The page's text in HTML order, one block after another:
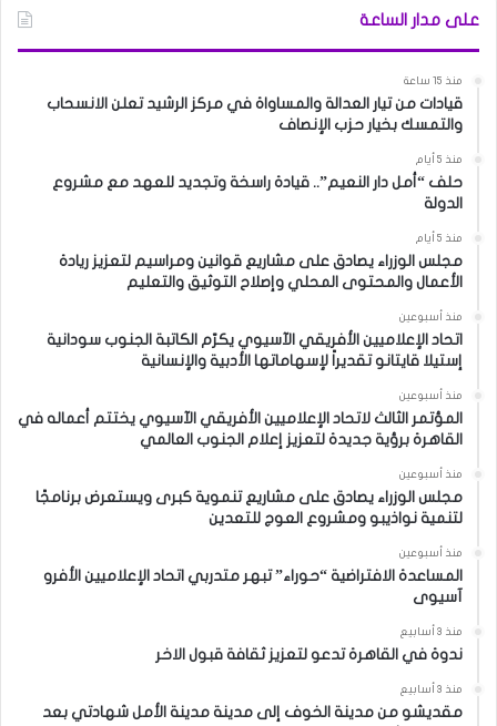
على مدار الساعة
منذ 15 ساعة
قيادات من تيار العدالة والمساواة في مركز الرشيد تعلن الانسحاب
والتمسك بخيار حزب الإنصاف
منذ 5 أيام
حلف “أمل دار النعيم”.. قيادة راسخة وتجديد للعهد مع مشروع
الدولة
منذ 5 أيام
مجلس الوزراء يصادق على مشاريع قوانين ومراسيم لتعزيز ريادة
الأعمال والمحتوى المحلي وإصلاح التوثيق والتعليم
منذ أسبوعين
اتحاد الإعلاميين الأفريقي الآسيوي يكرّم الكاتبة الجنوب سودانية
إستيلا قايتانو تقديراً لإسهاماتها الأدبية والإنسانية
منذ أسبوعين
المؤتمر الثالث لاتحاد الإعلاميين الأفريقي الآسيوي يختتم أعماله في
القاهرة برؤية جديدة لتعزيز إعلام الجنوب العالمي
منذ أسبوعين
مجلس الوزراء يصادق على مشاريع تنموية كبرى ويستعرض برنامجًا
لتنمية نواذيبو ومشروع العوج للتعدين
منذ أسبوعين
المساعدة الافتراضية “حوراء” تبهر متدربي اتحاد الإعلاميين الأفرو
آسيوى
منذ 3 أسابيع
ندوة في القاهرة تدعو لتعزيز ثقافة قبول الاخر
منذ 3 أسابيع
مقديشو من مدينة الخوف إلى مدينة مدينة الأمل شهادتي بعد